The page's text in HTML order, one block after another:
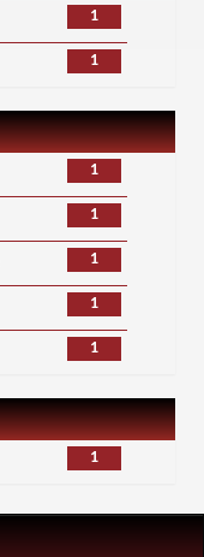
1
1
1
1
1
1
1
1